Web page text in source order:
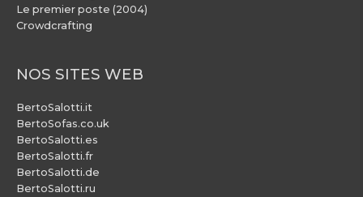
Le premier poste (2004)
Crowdcrafting
NOS SITES WEB
BertoSalotti.it
BertoSofas.co.uk
BertoSalotti.es
BertoSalotti.fr
BertoSalotti.de
BertoSalotti.ru